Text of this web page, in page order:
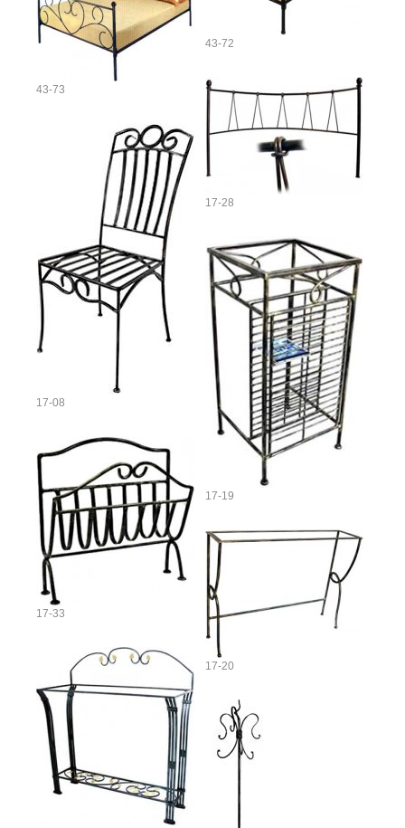
43-72
43-73
17-28
17-08
17-19
17-33
17-20